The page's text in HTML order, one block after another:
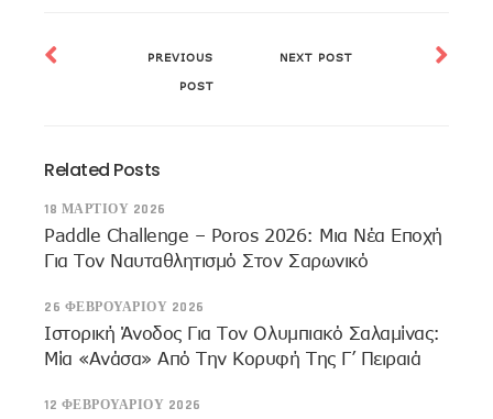
PREVIOUS
POST
NEXT POST
Related Posts
18 ΜΑΡΤΊΟΥ 2026
Paddle Challenge – Poros 2026: Μια Νέα Εποχή
Για Τον Ναυταθλητισμό Στον Σαρωνικό
26 ΦΕΒΡΟΥΑΡΊΟΥ 2026
Ιστορική Άνοδος Για Τον Ολυμπιακό Σαλαμίνας:
Μία «Ανάσα» Από Την Κορυφή Της Γ’ Πειραιά
12 ΦΕΒΡΟΥΑΡΊΟΥ 2026